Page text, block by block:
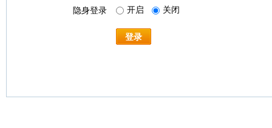
隐身登录 开启 关闭
登录